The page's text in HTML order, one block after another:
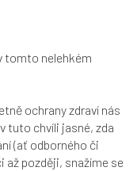
tomto nelehkém
ochrany zdraví nás
tuto chvíli jasné, zda
(ať odborného či
až později, snažíme se